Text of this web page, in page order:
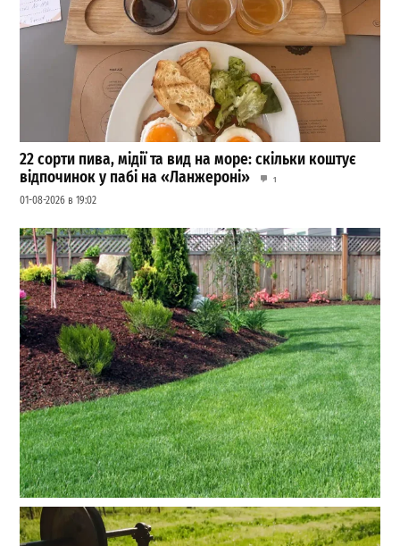
22 сорти пива, мідії та вид на море: скільки коштує
відпочинок у пабі на «Ланжероні»
1
01-08-2026 в 19:02
Догляд за газоном без шкідників: як зберегти
ідеальну ділянку за допомогою сучасних технологій